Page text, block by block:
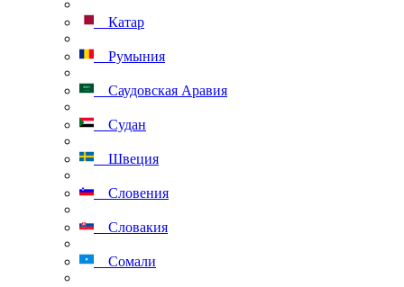
Катар
Румыния
Саудовская Аравия
Судан
Швеция
Словения
Словакия
Сомали